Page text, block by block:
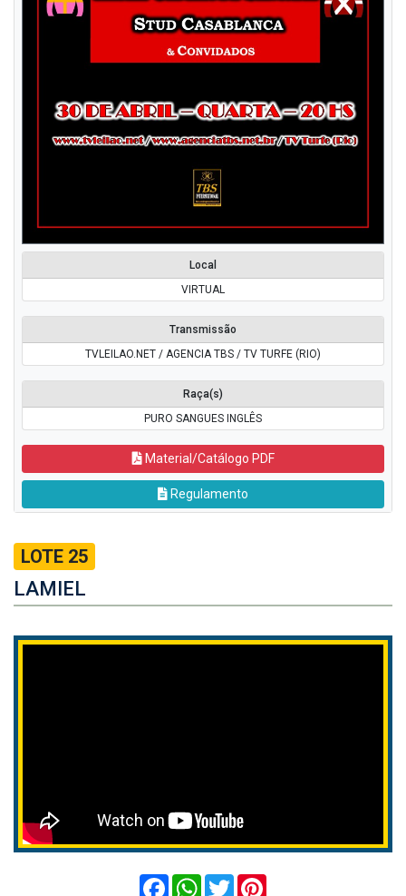
Local
VIRTUAL
Transmissão
TVLEILAO.NET / AGENCIA TBS / TV TURFE (RIO)
Raça(s)
PURO SANGUES INGLÊS
Material/Catálogo PDF
Regulamento
LOTE 25
LAMIEL
FacebookWhatsApp
Twitter